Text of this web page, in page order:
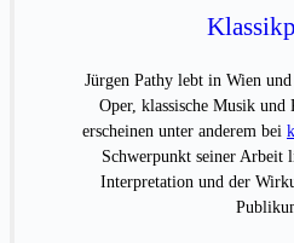
Jürgen Pathy lebt in Wien
Oper, klassische Musik
erscheinen unter anderem bei
Schwerpunkt seiner Arbeit
Interpretation und der